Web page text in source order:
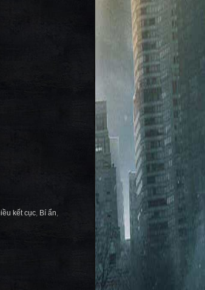
kết cục, Bí ẩn,